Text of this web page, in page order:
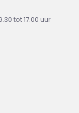
tot 17.00 uur